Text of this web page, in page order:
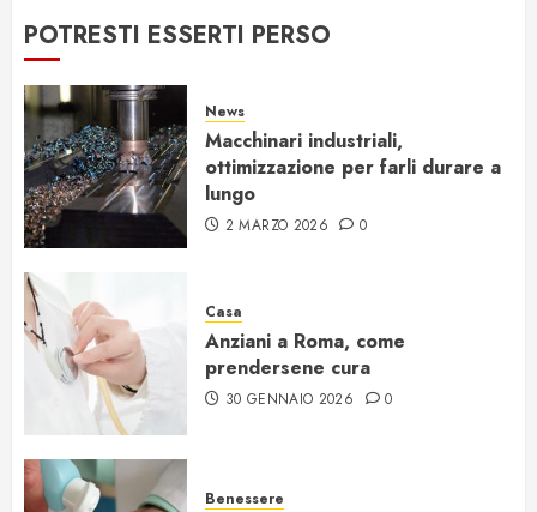
POTRESTI ESSERTI PERSO
News
Macchinari industriali,
ottimizzazione per farli durare a
lungo
2 MARZO 2026 0
Casa
Anziani a Roma, come
prendersene cura
30 GENNAIO 2026 0
Benessere